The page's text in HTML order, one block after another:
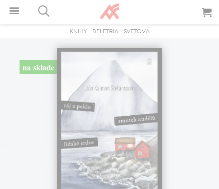
KNIHY- BELETRIA- SVETOVÁ
na sklade